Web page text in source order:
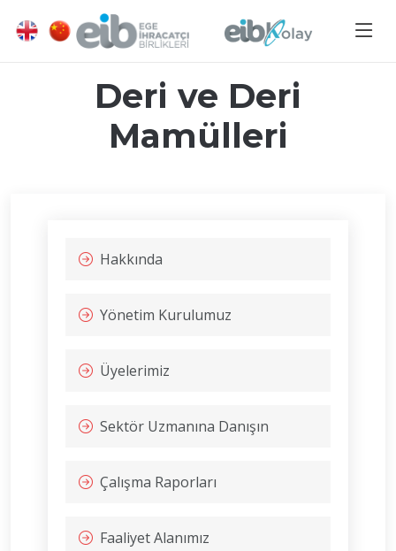
Deri ve Deri
Mamülleri
Hakkında
Yönetim Kurulumuz
Üyelerimiz
Sektör Uzmanına Danışın
Çalışma Raporları
Faaliyet Alanımız